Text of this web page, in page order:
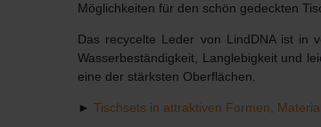
Möglichkeiten für den schön gedeckten
Das recycelte Leder von LindDNA ist in
Wasserbeständigkeit, Langlebigkeit und
eine der stärksten Oberflächen.
► Tischsets in attraktiven Formen,